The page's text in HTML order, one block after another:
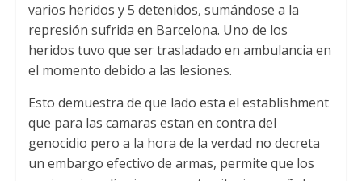
varios heridos y5 detenidos, sumándose a la
represión sufrida en Barcelona. Uno de los
heridos tuvo que ser trasladado en ambulancia en
el momento debido a las lesiones.
Esto demuestra de que lado esta el establishment
que para las camaras estan en contra del
genocidio pero a la hora de la verdad no decreta
un embargo efectivo de armas, permite que los